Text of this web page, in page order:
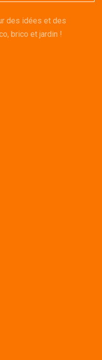
des idées et des
brico et jardin !